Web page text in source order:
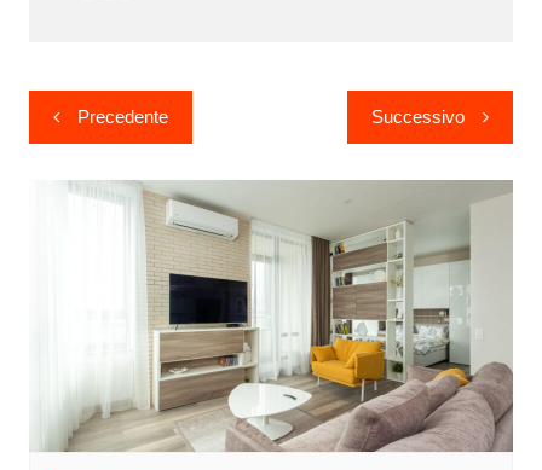
Navigazione
articoli
Precedente Successivo